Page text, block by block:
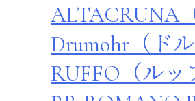
ALTACRUNA
Drumohr（ドル
RUFFO（ルッ